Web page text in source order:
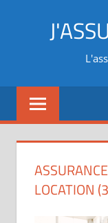
LOCATION